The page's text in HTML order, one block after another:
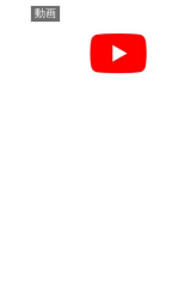
動画